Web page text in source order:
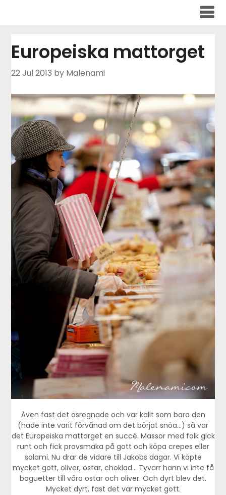
Europeiska mattorget
22 Jul 2013 by Malenami
Även fast det ösregnade och var kallt som bara den
(hade inte varit förvånad om det börjat snöa…) så var
det Europeiska mattorget en succé. Massor med folk gick
runt och fick provsmaka på gott och köpa crepes eller
salami. Nu drar de vidare till Jakobs dagar. Vi köpte
mycket gott, oliver, ostar, choklad… Tyvärr hann vi inte få
baguetter till våra ostar och oliver. Och dyrt blev det.
Mycket dyrt, fast det var mycket gott.